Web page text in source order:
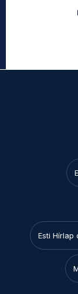
Esti Hírlap